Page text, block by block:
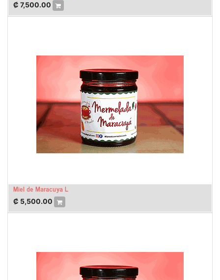
₡ 7,500.00
Miel de Maracuya L
₡ 5,500.00